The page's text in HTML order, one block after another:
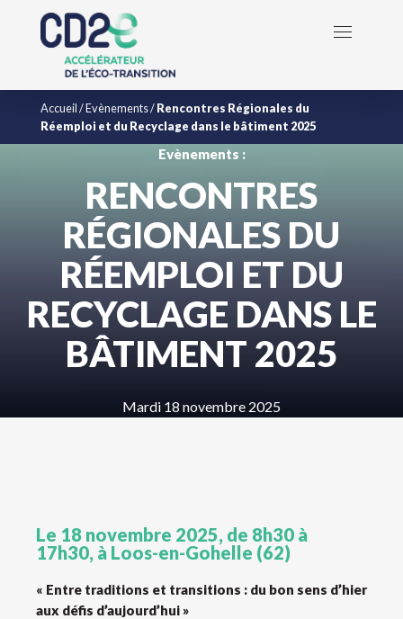
Accueil/Evènements/Rencontres Régionales du
Réemploi et du Recyclage dans le bâtiment 2025
Evènements :
RENCONTRES
RÉGIONALES DU
RÉEMPLOI ET DU
RECYCLAGE DANS LE
BÂTIMENT 2025
Mardi 18 novembre 2025
Le 18 novembre 2025, de 8h30 à
17h30, à Loos-en-Gohelle (62)
« Entre traditions et transitions : du bon sens d’hier
aux défis d’aujourd’hui »